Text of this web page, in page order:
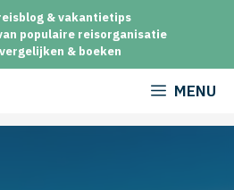
& vakantietips
populaire reisorganisatie
& boeken
MENU